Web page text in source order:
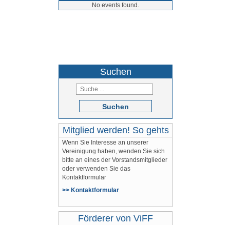
No events found.
Suchen
Suchen
Mitglied werden! So gehts
Wenn Sie Interesse an unserer
Vereinigung haben, wenden Sie sich
bitte an eines der Vorstandsmitglieder
oder verwenden Sie das
Kontaktformular
>> Kontaktformular
Förderer von ViFF